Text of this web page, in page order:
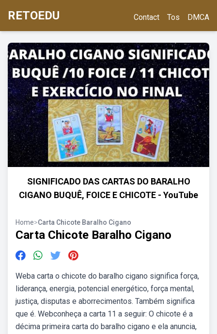
RETOEDU Contact Tos DMCA
SIGNIFICADO DAS CARTAS DO BARALHO
CIGANO BUQUÊ, FOICE E CHICOTE - YouTube
Home>Carta Chicote Baralho Cigano
Carta Chicote Baralho Cigano
Weba carta o chicote do baralho cigano significa força,
liderança, energia, potencial energético, força mental,
justiça, disputas e aborrecimentos. Também significa
que é. Webconheça a carta 11 a seguir: O chicote é a
décima primeira carta do baralho cigano e ela anuncia,